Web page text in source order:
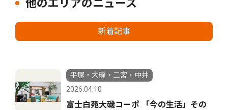
他のエリアのニュース
新着記事
平塚・大磯・二宮・中井
2026.04.10
富士白苑大磯コーポ 「今の生活」その